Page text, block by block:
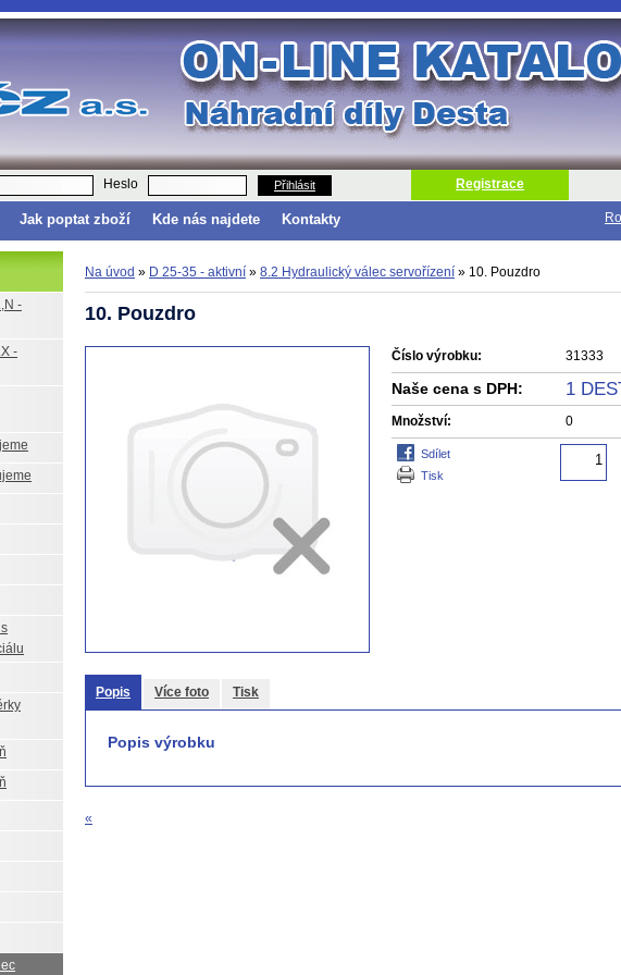
Heslo Přihlásit Registrace
Jak poptat zboží Kde nás najdete Kontakty
-
-
Na úvod » D 25-35 - aktivní » 8.2 Hydraulický válec servořízení » 10. Pouzdro
10. Pouzdro
Číslo výrobku: 31333
Naše cena s DPH: 1
Množství: 0
sdílet
tisk
Popis Více foto Tisk
Popis výrobku
«